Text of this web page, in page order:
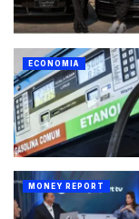
ECONOMIA
MONEY REPORT